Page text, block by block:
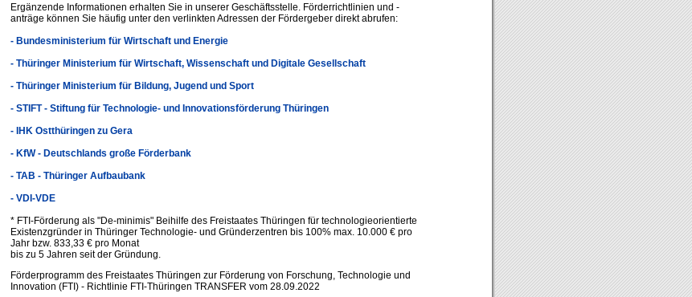
Ergänzende Informationen erhalten Sie in unserer Geschäftsstelle. Förderrichtlinien und -
anträge können Sie häufig unter den verlinkten Adressen der Fördergeber direkt abrufen:
- Bundesministerium für Wirtschaft und Energie
- Thüringer Ministerium für Wirtschaft, Wissenschaft und Digitale Gesellschaft
- Thüringer Ministerium für Bildung, Jugend und Sport
- STIFT - Stiftung für Technologie- und Innovationsförderung Thüringen
- IHK Ostthüringen zu Gera
- KfW - Deutschlands große Förderbank
- TAB - Thüringer Aufbaubank
- VDI-VDE
* FTI-Förderung als "De-minimis" Beihilfe des Freistaates Thüringen für technologieorientierte
Existenzgründer in Thüringer Technologie- und Gründerzentren bis 100% max. 10.000 € pro
Jahr bzw. 833,33 € pro Monat
bis zu 5 Jahren seit der Gründung.
Förderprogramm des Freistaates Thüringen zur Förderung von Forschung, Technologie und
Innovation (FTI) - Richtlinie FTI-Thüringen TRANSFER vom 28.09.2022